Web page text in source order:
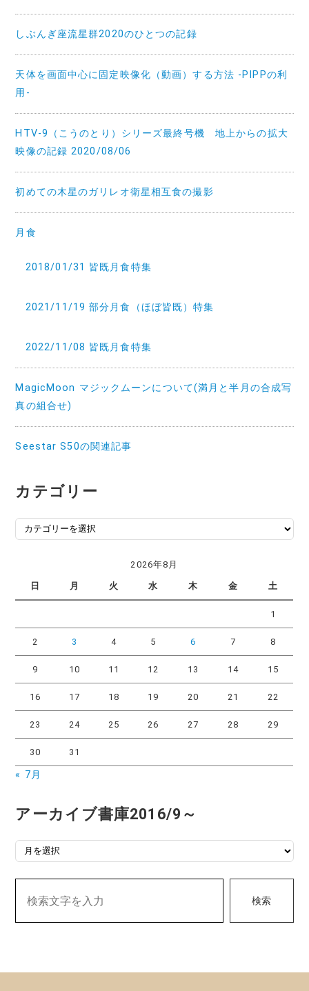
しぶんぎ座流星群2020のひとつの記録
天体を画面中心に固定映像化（動画）する方法 -PIPPの利
用-
HTV-9（こうのとり）シリーズ最終号機 地上からの拡大
映像の記録 2020/08/06
初めての木星のガリレオ衛星相互食の撮影
月食
2018/01/31 皆既月食特集
2021/11/19 部分月食（ほぼ皆既）特集
2022/11/08 皆既月食特集
MagicMoon マジックムーンについて(満月と半月の合成写
真の組合せ)
Seestar S50の関連記事
カテゴリー
カ
テ
ー
2026年8月
日 月 火 水 木 金 土
1
2 3 4 5 6 7 8
9 10 11 12 13 14 15
16 17 18 19 20 21 22
23 24 25 26 27 28 29
30 31
« 7月
アーカイブ書庫2016/9～
アーカイブ書庫2016/9～
検索